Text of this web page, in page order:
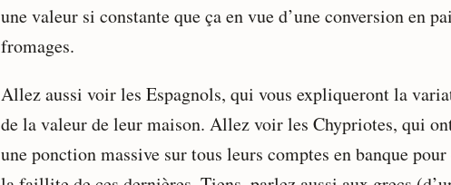
une valeur si constante que ça en vue d’une conversion en
fromages.
Allez aussi voir les Espagnols, qui vous expliqueront la
de la valeur de leur maison. Allez voir les Chypriotes, qui
une ponction massive sur tous leurs comptes en banque